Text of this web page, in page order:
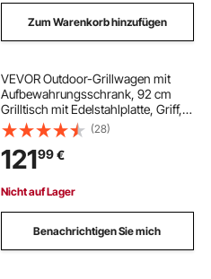
Zum Warenkorb hinzufügen
VEVOR Outdoor-Grillwagen mit
Aufbewahrungsschrank, 92 cm
Grilltisch mit Edelstahlplatte, Griff,
Rollen und Flaschenöffner,
Küchenwagen & Servierwagen für
Terrasse, Garten, Bar und BBQ-
Bereich
(28)
12199€
Nicht auf Lager
Benachrichtigen Sie mich